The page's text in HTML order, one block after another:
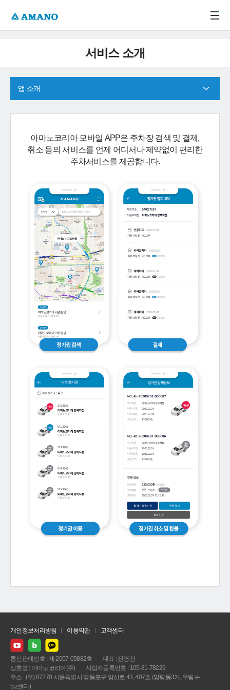
서비스 소개
앱 소개
아마노코리아 모바일 APP은 주차장 검색 및 결제,
취소 등의 서비스를 언제 어디서나 제약없이 편리한
주차서비스를 제공합니다.
개인정보처리방침 이용약관 고객센터
통신판매번호 : 제 2007-05882호
대표 : 전명진
상호명 : 아마노코리아(주)
사업자등록번호 : 105-81-78229
주소 : (우) 07270 서울특별시 영등포구 양산로 43, 407호 (양평동3가, 우림 e-
biz센터)